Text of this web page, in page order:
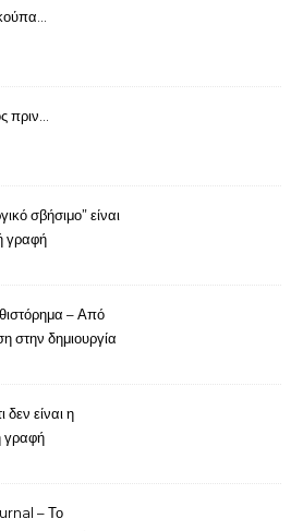
πριν…
σβήσιμο” είναι
γραφή
– Από
στην δημιουργία
δεν είναι η
γραφή
– Το